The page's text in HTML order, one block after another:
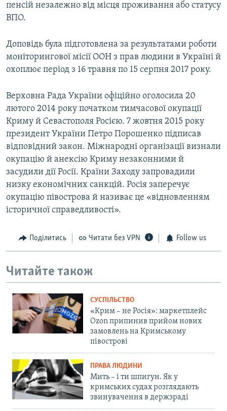
пенсій незалежно від місця проживання або статусу
ВПО.
Доповідь була підготовлена за результатами роботи
моніторингової місії ООН з прав людини в Україні й
охоплює період з 16 травня по 15 серпня 2017 року.
Верховна Рада України офіційно оголосила 20
лютого 2014 року початком тимчасової окупації
Криму й Севастополя Росією. 7 жовтня 2015 року
президент України Петро Порошенко підписав
відповідний закон. Міжнародні організації визнали
окупацію й анексію Криму незаконними й
засудили дії Росії. Країни Заходу запровадили
низку економічних санкцій. Росія заперечує
окупацію півострова й називає це «відновленням
історичної справедливості».
Поділитись Читати без VPN Follow us
Читайте також
СУСПІЛЬСТВО
«Крим – не Росія»: маркетплейс
Ozon припинив прийом нових
замовлень на Кримському
півострові
ПРАВА ЛЮДИНИ
Мить – і ти шпигун. Як у
кримських судах розглядають
звинувачення в держзраді